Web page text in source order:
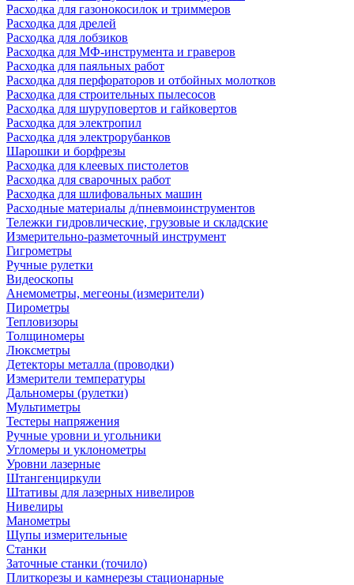
Расходка для газонокосилок и триммеров
Расходка для дрелей
Расходка для лобзиков
Расходка для МФ-инструмента и граверов
Расходка для паяльных работ
Расходка для перфораторов и отбойных молотков
Расходка для строительных пылесоcов
Расходка для шуруповертов и гайковертов
Расходка для электропил
Расходка для электрорубанков
Шарошки и борфрезы
Расходка для клеевых пистолетов
Расходка для сварочных работ
Расходка для шлифовальных машин
Расходные материалы д/пневмоинструментов
Тележки гидровлические, грузовые и складские
Измерительно-разметочный инструмент
Гигрометры
Ручные рулетки
Видеоскопы
Анемометры, мегеоны (измерители)
Пирометры
Тепловизоры
Толщиномеры
Люксметры
Детекторы металла (проводки)
Измерители температуры
Дальномеры (рулетки)
Мультиметры
Тестеры напряжения
Ручные уровни и угольники
Угломеры и уклонометры
Уровни лазерные
Штангенциркули
Штативы для лазерных нивелиров
Нивелиры
Манометры
Щупы измерительные
Станки
Заточные станки (точило)
Плиткорезы и камнерезы стационарные